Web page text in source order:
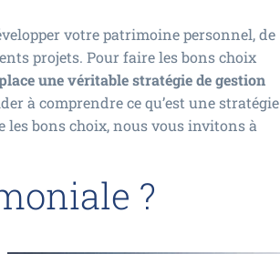
votre patrimoine personnel, de
projets. Pour faire les bons choix
une véritable stratégie de gestion
à comprendre ce qu’est une stratégie
les bons choix, nous vous invitons à
?